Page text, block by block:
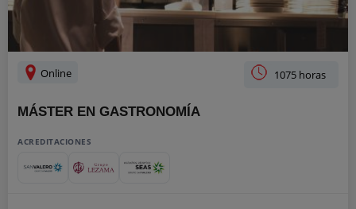
Online 1075 horas
MÁSTER EN GASTRONOMÍA
ACREDITACIONES